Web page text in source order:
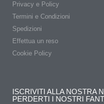
Privacy e Policy
Termini e Condizioni
Spedizioni
Effettua un reso
Cookie Policy
ISCRIVITI ALLA NOSTRA
PERDERTI I NOSTRI